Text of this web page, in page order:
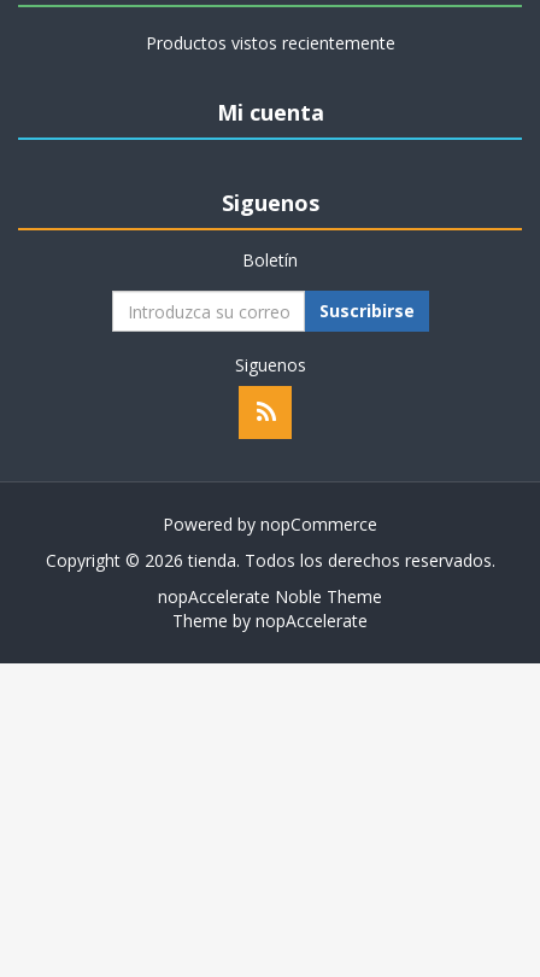
Productos vistos recientemente
Mi cuenta
Siguenos
Boletín
Suscribirse
Siguenos
Powered by nopCommerce
Copyright © 2026 tienda. Todos los derechos reservados.
nopAccelerate Noble Theme
Theme by nopAccelerate